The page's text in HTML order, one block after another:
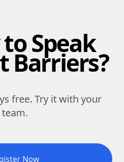
Speak
Barriers?
free. Try it with your
team.
Now